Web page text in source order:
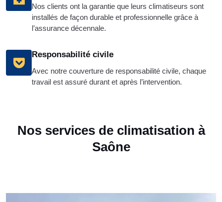
Nos clients ont la garantie que leurs climatiseurs sont
installés de façon durable et professionnelle grâce à
l’assurance décennale.
Responsabilité civile
Avec notre couverture de responsabilité civile, chaque
travail est assuré durant et après l’intervention.
Nos services de climatisation à
Saône